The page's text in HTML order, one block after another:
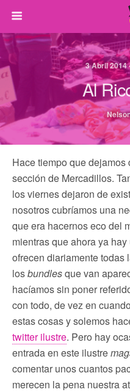
3 Abril 2014
Al
Hace tiempo que
sección de Mercadillos.
los viernes dejaron de
nosotros cubríamos una
que era hacernos eco del
mientras que ahora ya
ofrecen diariamente todas
losbundlesque van
hacíamos sin poner
con todo, de vez en
estas cosas y solemos
twitter ilustre. Pero hay
entrada en este ilustre
comentar unos cuantos
merecen la pena nuestra